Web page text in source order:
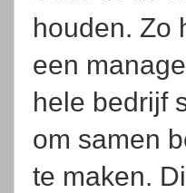
houden. Zo
een
hele bedrijf
om samen
te maken.